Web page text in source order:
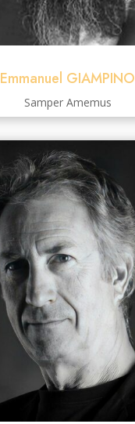
Emmanuel GIAMPINO
Samper Amemus